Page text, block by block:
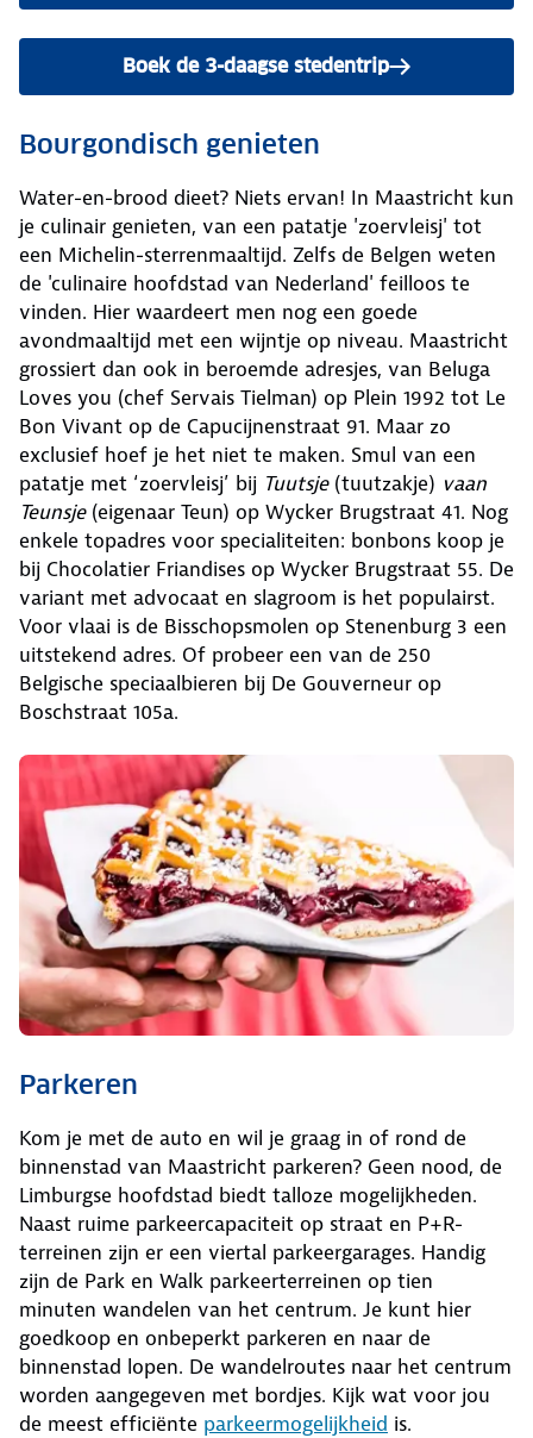
Boek de 3-daagse stedentrip
Bourgondisch genieten
Water-en-brood dieet? Niets ervan! In Maastricht kun
je culinair genieten, van een patatje 'zoervleisj' tot
een Michelin-sterrenmaaltijd. Zelfs de Belgen weten
de 'culinaire hoofdstad van Nederland' feilloos te
vinden. Hier waardeert men nog een goede
avondmaaltijd met een wijntje op niveau. Maastricht
grossiert dan ook in beroemde adresjes, van Beluga
Loves you (chef Servais Tielman) op Plein 1992 tot Le
Bon Vivant op de Capucijnenstraat 91. Maar zo
exclusief hoef je het niet te maken. Smul van een
patatje met ‘zoervleisj’ bij Tuutsje(tuutzakje) vaan
Teunsje(eigenaar Teun) op Wycker Brugstraat 41. Nog
enkele topadres voor specialiteiten: bonbons koop je
bij Chocolatier Friandises op Wycker Brugstraat 55. De
variant met advocaat en slagroom is het populairst.
Voor vlaai is de Bisschopsmolen op Stenenburg 3 een
uitstekend adres. Of probeer een van de 250
Belgische speciaalbieren bij De Gouverneur op
Boschstraat 105a.
Parkeren
Kom je met de auto en wil je graag in of rond de
binnenstad van Maastricht parkeren? Geen nood, de
Limburgse hoofdstad biedt talloze mogelijkheden.
Naast ruime parkeercapaciteit op straat en P+R-
terreinen zijn er een viertal parkeergarages. Handig
zijn de Park en Walk parkeerterreinen op tien
minuten wandelen van het centrum. Je kunt hier
goedkoop en onbeperkt parkeren en naar de
binnenstad lopen. De wandelroutes naar het centrum
worden aangegeven met bordjes. Kijk wat voor jou
de meest efficiënte parkeermogelijkheid is.